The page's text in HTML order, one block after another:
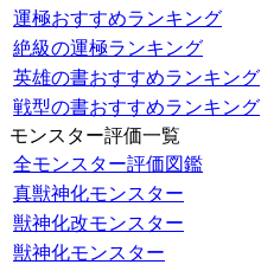
運極おすすめランキング
絶級の運極ランキング
英雄の書おすすめランキング
戦型の書おすすめランキング
モンスター評価一覧
全モンスター評価図鑑
真獣神化モンスター
獣神化改モンスター
獣神化モンスター